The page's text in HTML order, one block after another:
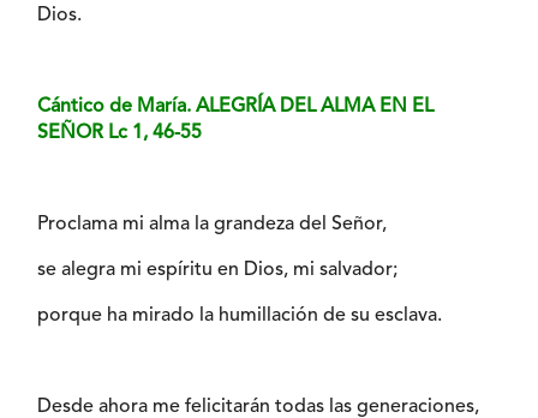
Dios.
Cántico de María. ALEGRÍA DEL ALMA EN EL
SEÑOR Lc 1, 46-55
Proclama mi alma la grandeza del Señor,
se alegra mi espíritu en Dios, mi salvador;
porque ha mirado la humillación de su esclava.
Desde ahora me felicitarán todas las generaciones,